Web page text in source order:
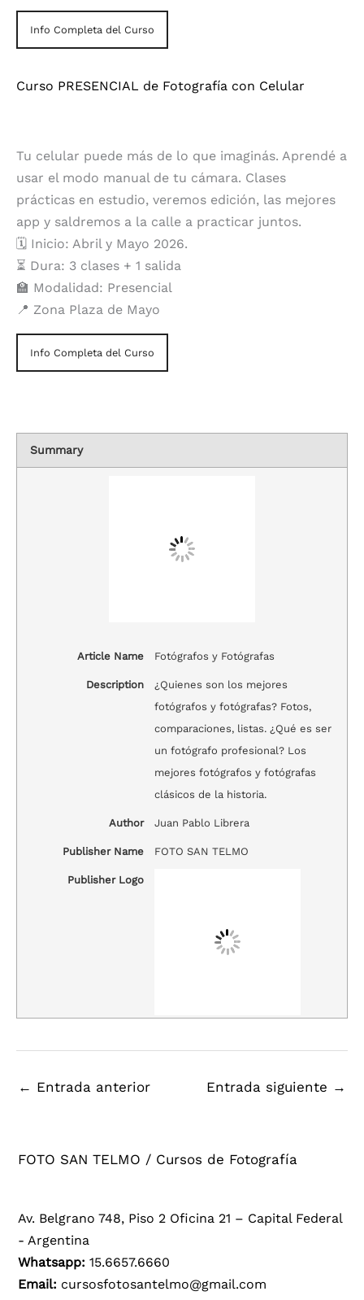
Info Completa del Curso
Curso PRESENCIAL de Fotografía con Celular
Tu celular puede más de lo que imaginás. Aprendé a
usar el modo manual de tu cámara. Clases
prácticas en estudio, veremos edición, las mejores
app y saldremos a la calle a practicar juntos.
🗓️ Inicio: Abril y Mayo 2026.
⏳ Dura: 3 clases + 1 salida
🏫 Modalidad: Presencial
📍 Zona Plaza de Mayo
Info Completa del Curso
Summary
Article Name Fotógrafos y Fotógrafas
Description
¿Quienes son los mejores
fotógrafos y fotógrafas? Fotos,
comparaciones, listas. ¿Qué es ser
un fotógrafo profesional? Los
mejores fotógrafos y fotógrafas
clásicos de la historia.
Author Juan Pablo Librera
Publisher Name FOTO SAN TELMO
Publisher Logo
← Entrada anterior Entrada siguiente →
FOTO SAN TELMO / Cursos de Fotografía
Av. Belgrano 748, Piso 2 Oficina 21 – Capital Federal
- Argentina
Whatsapp:15.6657.6660
Email: cursosfotosantelmo@gmail.com